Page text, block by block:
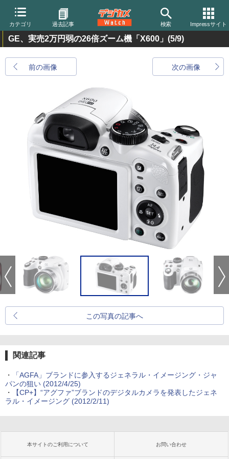
カテゴリ 過去記事 検索 Impressサイト
GE、実売2万円弱の26倍ズーム機「X600」 (5/9)
前の画像 次の画像
この写真の記事へ
関連記事
・
「AGFA」ブランドに参入するジェネラル・イメージング・ジャ
パンの狙い (2012/4/25)
・
【CP+】“アグファ”ブランドのデジタルカメラを発表したジェネ
ラル・イメージング (2012/2/11)
本サイトのご利用について お問い合わせ